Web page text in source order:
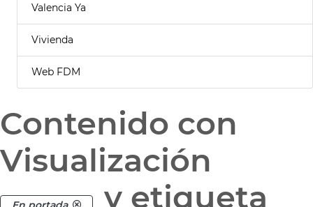
Valencia Ya
Vivienda
Web FDM
Contenido con
Visualización
y etiqueta